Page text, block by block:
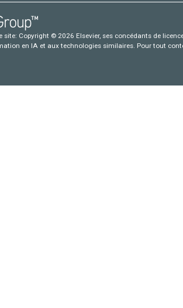
site: Copyright © 2026 Elsevier, ses concédants de
en IA et aux technologies similaires. Pour tout